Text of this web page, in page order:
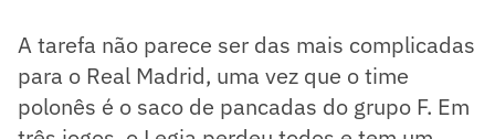
A tarefa não parece ser das mais complicadas
para o Real Madrid, uma vez que o time
polonês é o saco de pancadas do grupo F. Em